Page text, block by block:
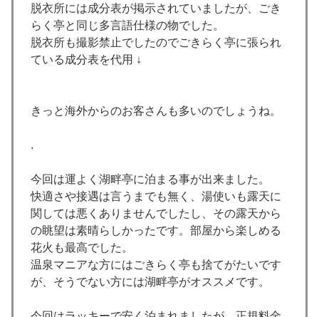
脱衣所には成分表が掲示されていましたが、ごき
らく亭と同じ多言語仕様の物でした。
脱衣所も撮影禁止でしたのでごきらく亭に張られ
ている成分表を代用 ↓
きっと海外からのお客さんも多いのでしょうね。
.
今回は運よく湖畔亭に泊まる事が出来ました。
快適さや接遇は言うまでも無く、湯使いも露天に
関しては悪くありませんでしたし、その露天から
の眺望は素晴らしかったです。部屋から楽しめる
花火も最高でした。
温泉マニアな方にはごきらく亭も捨てがたいです
が、そうでない方には湖畔亭がオススメです。